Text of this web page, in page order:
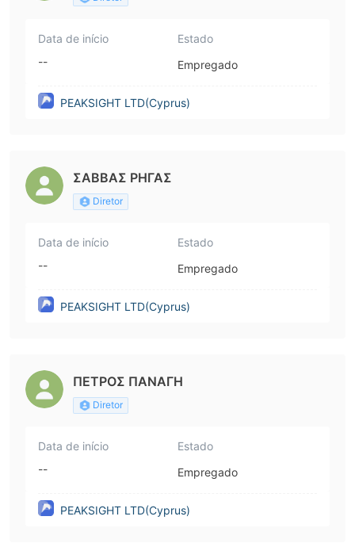
Data de início
--
Estado
Empregado
PEAKSIGHT LTD(Cyprus)
ΣΑΒΒΑΣ ΡΗΓΑΣ
Diretor
Data de início
--
Estado
Empregado
PEAKSIGHT LTD(Cyprus)
ΠΕΤΡΟΣ ΠΑΝΑΓΗ
Diretor
Data de início
--
Estado
Empregado
PEAKSIGHT LTD(Cyprus)